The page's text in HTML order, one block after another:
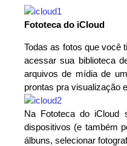
Fototeca do iCloud
Todas as fotos que você
acessar sua biblioteca
arquivos de mídia de
prontas pra visualização
Na Fototeca do iCloud
dispositivos (e também
álbuns, selecionar